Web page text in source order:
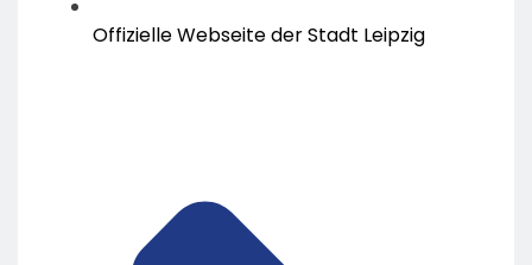
Offizielle Webseite der Stadt Leipzig